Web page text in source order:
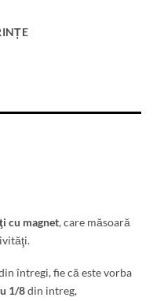
cu magnet, care măsoară
întregi, fie că este vorba
1/8din intreg,